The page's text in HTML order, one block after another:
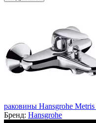
раковины Hansgrohe
Бренд: Hansgrohe